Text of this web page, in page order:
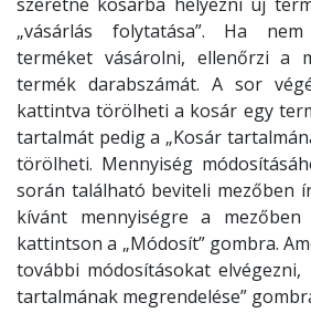
„vásárlás folytatása”. Ha
terméket vásárolni, ellenőrzi a
termék darabszámát. A sor
kattintva törölheti a kosár egy
tartalmát pedig a „Kosár
törölheti. Mennyiség
során található beviteli mezőben
kívánt mennyiségre a
kattintson a „Módosít” gombra.
további módosításokat
tartalmának megrendelése”